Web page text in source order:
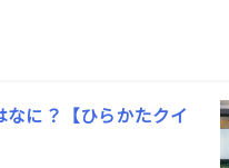
に？【ひらかたクイ